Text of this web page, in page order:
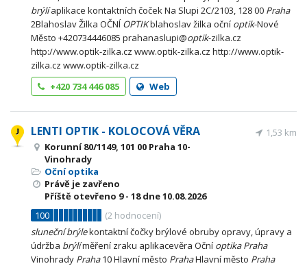
brýlíaplikace kontaktních čoček Na Slupi 2C/2103, 128 00 Praha
2Blahoslav Žilka OČNÍOPTIKblahoslav žilka oční optik-Nové
Město +420734446085 prahanaslupi@optik-zilka.cz
http://www.optik-zilka.cz www.optik-zilka.cz http://www.optik-
zilka.cz www.optik-zilka.cz
+420 734 446 085
Web
LENTI OPTIK - KOLOCOVÁ VĚRA
Korunní 80/1149, 101 00 Praha 10-
Vinohrady
Oční optika
Právě je zavřeno
Příště otevřeno 9 - 18dne 10.08.2026
100
(2 hodnocení)
1,53 km
sluneční brýlekontaktní čočky brýlové obruby opravy, úpravy a
údržba brýlíměření zraku aplikacevěra Oční optika Praha
Vinohrady Praha10 Hlavní město PrahaHlavní město Praha